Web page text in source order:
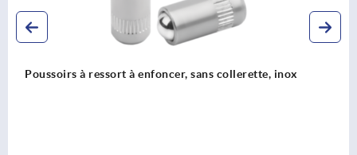
Goupille d’arrêt en Inox